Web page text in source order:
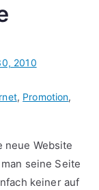
2010
, Promotion,
neue Website
seine Seite
keiner auf